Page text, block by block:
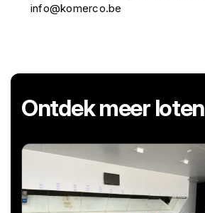
info@komerco.be
Ontdek meer loten